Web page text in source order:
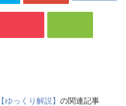
ゆっくり解説】 の関連記事